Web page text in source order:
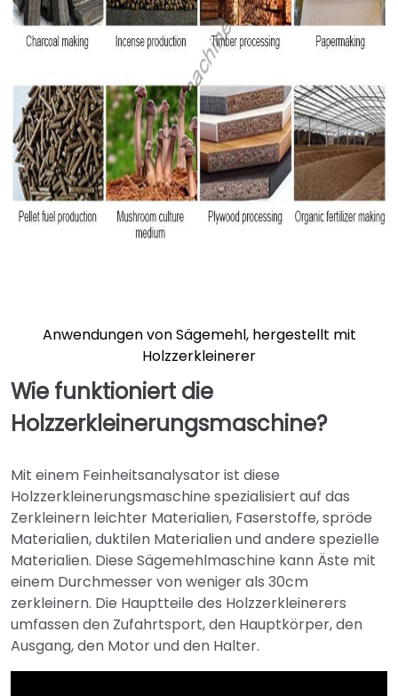
Anwendungen von Sägemehl, hergestellt mit
Holzzerkleinerer
Wie funktioniert die
Holzzerkleinerungsmaschine?
Mit einem Feinheitsanalysator ist diese
Holzzerkleinerungsmaschine spezialisiert auf das
Zerkleinern leichter Materialien, Faserstoffe, spröde
Materialien, duktilen Materialien und andere spezielle
Materialien. Diese Sägemehlmaschine kann Äste mit
einem Durchmesser von weniger als 30cm
zerkleinern. Die Hauptteile des Holzzerkleinerers
umfassen den Zufahrtsport, den Hauptkörper, den
Ausgang, den Motor und den Halter.